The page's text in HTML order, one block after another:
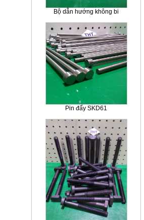
Bộ dẫn hướng không bi
Pin đẩy SKD61